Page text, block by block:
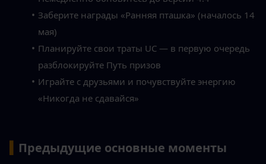
Заберите награды «Ранняя пташка» (началось 14
мая)
Планируйте свои траты UC — в первую очередь
разблокируйте Путь призов
Играйте с друзьями и почувствуйте энергию
«Никогда не сдавайся»
Предыдущие основные моменты